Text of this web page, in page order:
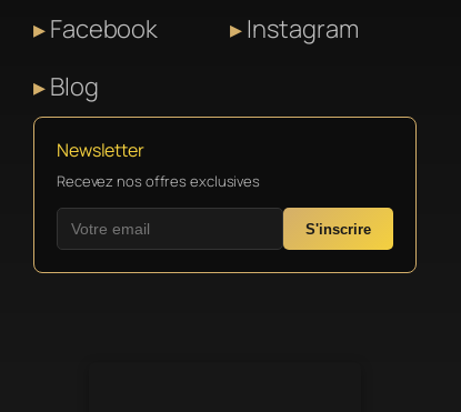
Facebook
Instagram
Blog
Newsletter
Recevez nos offres exclusives
S'inscrire